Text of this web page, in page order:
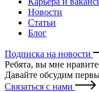
Новости
Статьи
Блог
Подписка на новости
Ребята, вы мне
Давайте обсудим
Связаться с нами